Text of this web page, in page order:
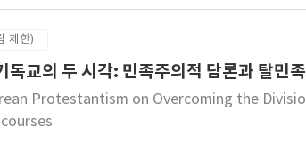
여 명이 모여 독립만세운동을 전개한 것으로 나타
립의명학교의 교직원생도 수 명이 포박된 기록이 나
람들 중에서 안식일교인은 5명으로 집계 된다. 본 연
박종은, 전홍석, 강영국, 홍종엽, 최경선이 이 명단에
던 대한독립1주년기념축하경고문 배포문 사건이 있
. 이 사건으로 유진익, 유진상, 권학규 등의 안식일교
선교사를 통해서 3·1운동에 가담하였음이 여러 역
제한)
독교의 두 시각: 민족주의적 담론과 탈민
Protestantism on Overcoming the